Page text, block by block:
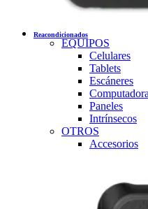
Reacondicionados
EQUIPOS
Celulares
Tablets
Escáneres
Paneles
Intrínsecos
OTROS
Accesorios